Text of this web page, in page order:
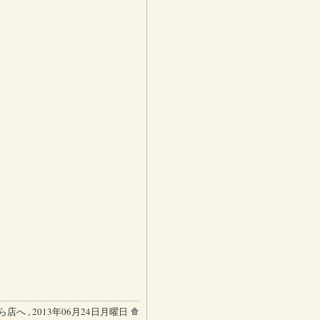
店へ, 2013年06月24日月曜日